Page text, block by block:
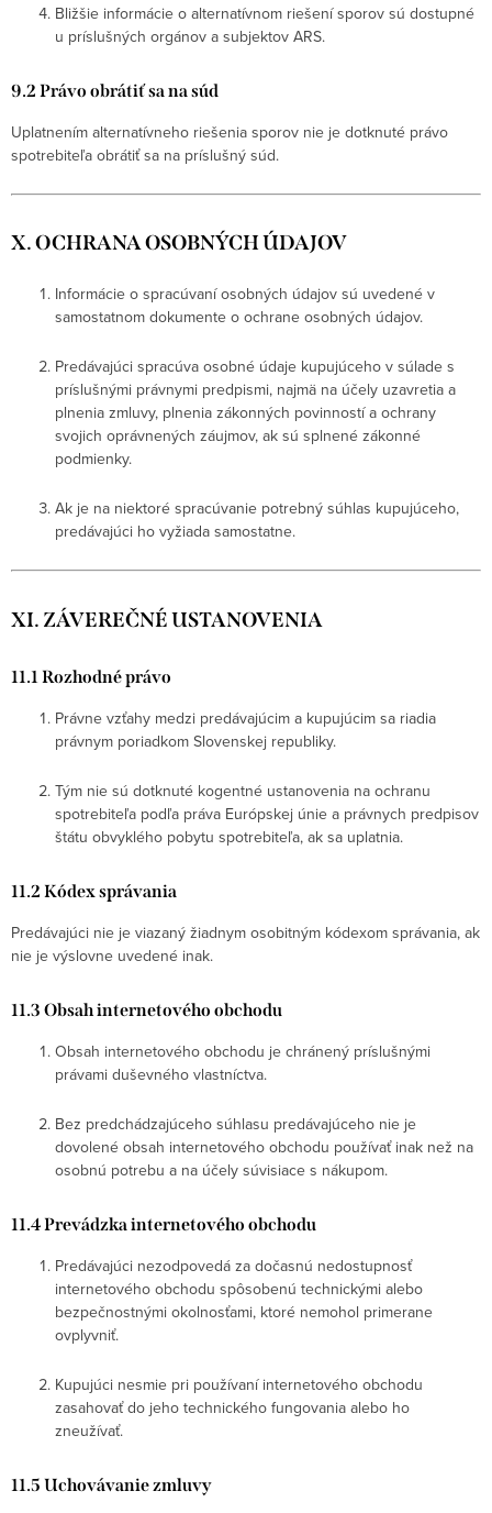
Bližšie informácie o alternatívnom riešení sporov sú dostupné
u príslušných orgánov a subjektov ARS.
9.2 Právo obrátiť sa na súd
Uplatnením alternatívneho riešenia sporov nie je dotknuté právo
spotrebiteľa obrátiť sa na príslušný súd.
X. OCHRANA OSOBNÝCH ÚDAJOV
Informácie o spracúvaní osobných údajov sú uvedené v
samostatnom dokumente o ochrane osobných údajov.
Predávajúci spracúva osobné údaje kupujúceho v súlade s
príslušnými právnymi predpismi, najmä na účely uzavretia a
plnenia zmluvy, plnenia zákonných povinností a ochrany
svojich oprávnených záujmov, ak sú splnené zákonné
podmienky.
Ak je na niektoré spracúvanie potrebný súhlas kupujúceho,
predávajúci ho vyžiada samostatne.
XI. ZÁVEREČNÉ USTANOVENIA
11.1 Rozhodné právo
Právne vzťahy medzi predávajúcim a kupujúcim sa riadia
právnym poriadkom Slovenskej republiky.
Tým nie sú dotknuté kogentné ustanovenia na ochranu
spotrebiteľa podľa práva Európskej únie a právnych predpisov
štátu obvyklého pobytu spotrebiteľa, ak sa uplatnia.
11.2 Kódex správania
Predávajúci nie je viazaný žiadnym osobitným kódexom správania, ak
nie je výslovne uvedené inak.
11.3 Obsah internetového obchodu
Obsah internetového obchodu je chránený príslušnými
právami duševného vlastníctva.
Bez predchádzajúceho súhlasu predávajúceho nie je
dovolené obsah internetového obchodu používať inak než na
osobnú potrebu a na účely súvisiace s nákupom.
11.4 Prevádzka internetového obchodu
Predávajúci nezodpovedá za dočasnú nedostupnosť
internetového obchodu spôsobenú technickými alebo
bezpečnostnými okolnosťami, ktoré nemohol primerane
ovplyvniť.
Kupujúci nesmie pri používaní internetového obchodu
zasahovať do jeho technického fungovania alebo ho
zneužívať.
11.5 Uchovávanie zmluvy